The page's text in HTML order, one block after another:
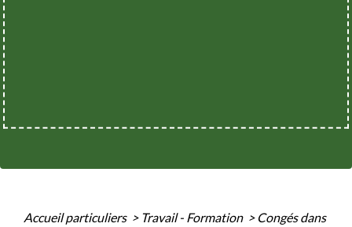
Accueil particuliers > Travail - Formation > Congés dans